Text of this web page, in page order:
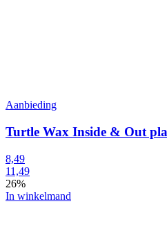
Aanbieding
Turtle Wax Inside & Out
8,49
11,49
26%
In winkelmand